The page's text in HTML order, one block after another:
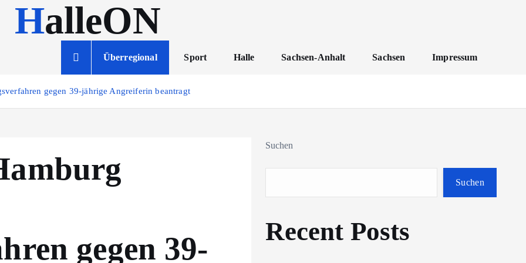
HalleON
Überregional Sport Halle Sachsen-Anhalt Sachsen Impressum
gegen 39-jährige Angreiferin beantragt
gegen 39-
Suchen
Suchen
Recent Posts